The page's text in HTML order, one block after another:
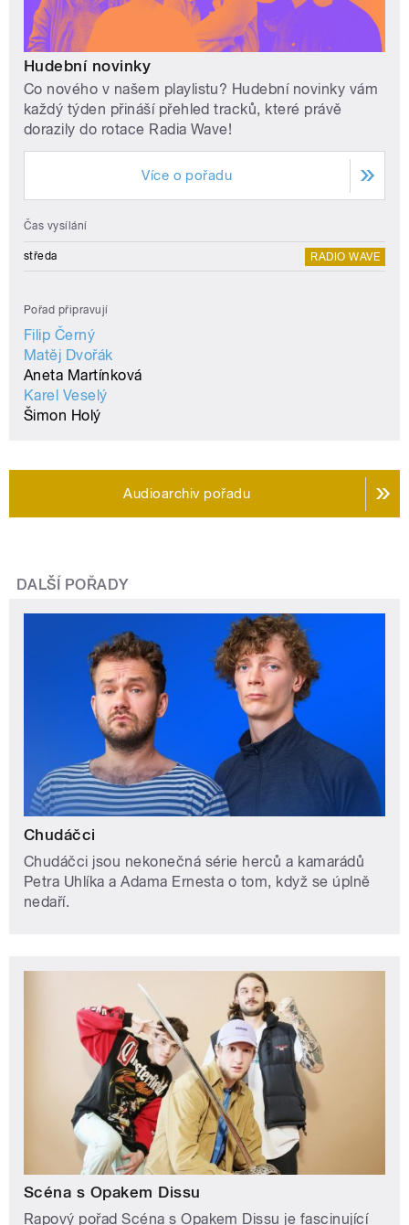
Hudební novinky
Co nového v našem playlistu? Hudební novinky vám
každý týden přináší přehled tracků, které právě
dorazily do rotace Radia Wave!
Více o pořadu
Čas vysílání
středa RADIO WAVE
Pořad připravují
Filip Černý
Matěj Dvořák
Aneta Martínková
Karel Veselý
Šimon Holý
Audioarchiv pořadu
DALŠÍ POŘADY
Chudáčci
Chudáčci jsou nekonečná série herců a kamarádů
Petra Uhlíka a Adama Ernesta o tom, když se úplně
nedaří.
Scéna s Opakem Dissu
Rapový pořad Scéna s Opakem Dissu je fascinující